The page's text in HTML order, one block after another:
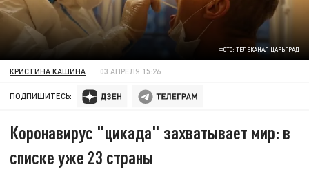
ФОТО: ТЕЛЕКАНАЛ ЦАРЬГРАД
КРИСТИНА КАШИНА 03 АПРЕЛЯ 15:26
ПОДПИШИТЕСЬ:
Коронавирус "цикада" захватывает мир: в
списке уже 23 страны